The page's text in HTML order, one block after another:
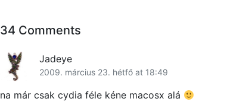
34 Comments
Jadeye
2009. március 23. hétfő at 18:49
na már csak cydia féle kéne macosx alá